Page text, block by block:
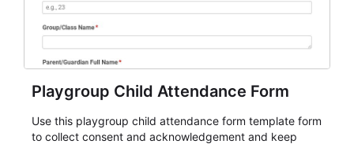
Playgroup Child Attendance Form
Use this playgroup child attendance form template form
to collect consent and acknowledgement and keep